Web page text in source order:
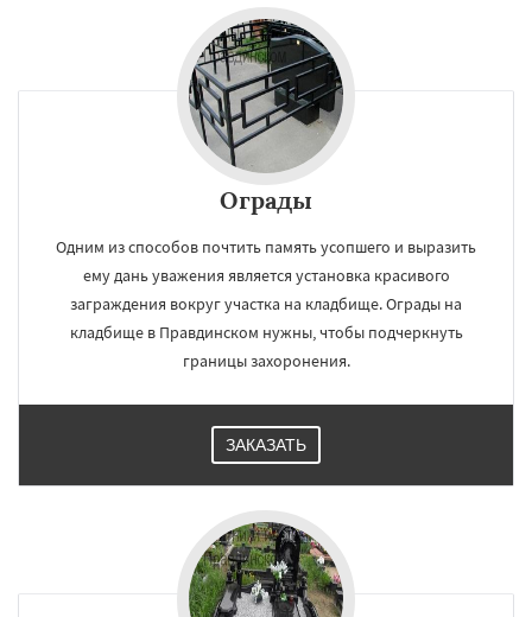
Ограды
Одним из способов почтить память усопшего и выразить
ему дань уважения является установка красивого
заграждения вокруг участка на кладбище. Ограды на
кладбище в Правдинском нужны, чтобы подчеркнуть
границы захоронения.
ЗАКАЗАТЬ